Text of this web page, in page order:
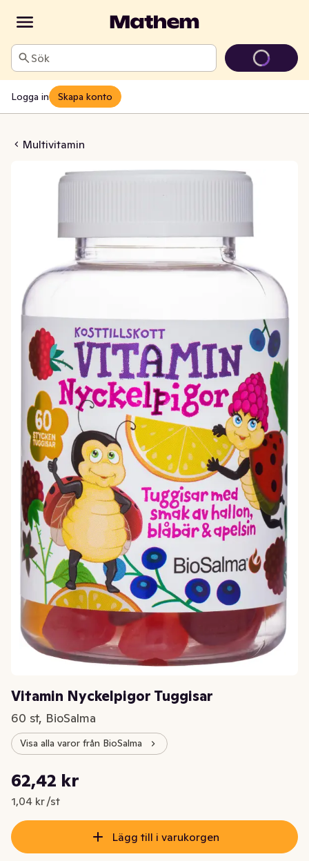
Sök
Logga in Skapa konto
Multivitamin
Tuggisar
Vitamin Nyckelpigor Tuggisar
60 st, BioSalma
Visa alla varor från BioSalma
Nuvarande pris är: 62,42 kr
62,42 kr
1,04 kr /st
Styckpris: 1,04 kr /st
Lägg till i varukorgen